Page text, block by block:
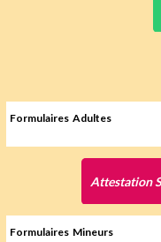
Formulaires Adultes
Attestation
Formulaires Mineurs